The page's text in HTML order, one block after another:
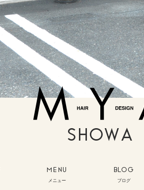
SHOWA
MENU
メニュー
BLOG
ブログ